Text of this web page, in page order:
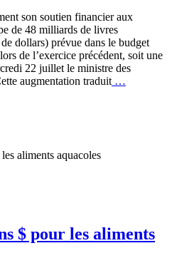
son soutien financier aux
de 48 milliards de livres
dollars) prévue dans le budget
de l’exercice précédent, soit une
22 juillet le ministre des
augmentation traduit …
$ pour les aliments